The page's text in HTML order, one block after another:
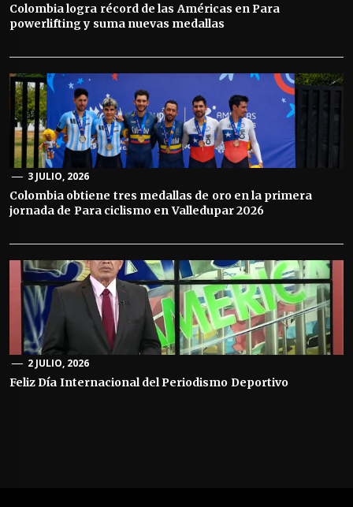
Colombia logra récord de las Américas en Para
powerlifting y suma nuevas medallas
3 JULIO, 2026
Colombia obtiene tres medallas de oro en la primera
jornada de Para ciclismo en Valledupar 2026
2 JULIO, 2026
Feliz Día Internacional del Periodismo Deportivo